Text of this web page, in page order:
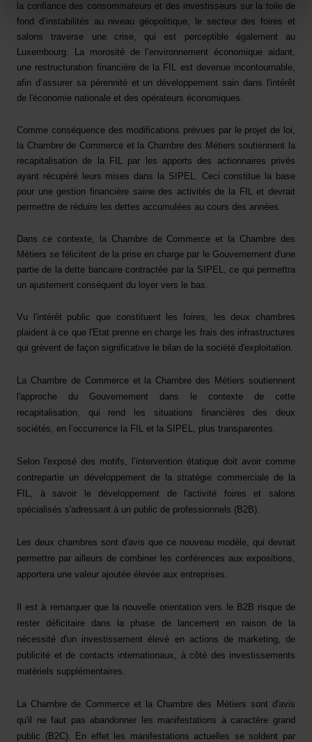
Charte d’usage des cookieset notrePolitique de
protection des données personnelles.
la confiance des consommateurs et des investisseurs sur la toile de
fond d’instabilités au niveau géopolitique, le secteur des foires et
salons traverse une crise, qui est perceptible également au
Luxembourg. La morosité de l’environnement économique aidant,
une restructuration financière de la FIL est devenue incontournable,
afin d’assurer sa pérennité et un développement sain dans l'intérêt
de l'économie nationale et des opérateurs économiques.
Comme conséquence des modifications prévues par le projet de loi,
la Chambre de Commerce et la Chambre des Métiers soutiennent la
recapitalisation de la FIL par les apports des actionnaires privés
ayant récupéré leurs mises dans la SIPEL. Ceci constitue la base
pour une gestion financière saine des activités de la FIL et devrait
permettre de réduire les dettes accumulées au cours des années.
Dans ce contexte, la Chambre de Commerce et la Chambre des
Métiers se félicitent de la prise en charge par le Gouvernement d'une
partie de la dette bancaire contractée par la SIPEL, ce qui permettra
un ajustement conséquent du loyer vers le bas.
Vu l'intérêt public que constituent les foires, les deux chambres
plaident à ce que l'Etat prenne en charge les frais des infrastructures
qui grèvent de façon significative le bilan de la société d'exploitation.
La Chambre de Commerce et la Chambre des Métiers soutiennent
l'approche du Gouvernement dans le contexte de cette
recapitalisation, qui rend les situations financières des deux
sociétés, en l’occurrence la FIL et la SIPEL, plus transparentes.
Selon l'exposé des motifs, l’intervention étatique doit avoir comme
contrepartie un développement de la stratégie commerciale de la
FIL, à savoir le développement de l'activité foires et salons
spécialisés s'adressant à un public de professionnels (B2B).
Les deux chambres sont d'avis que ce nouveau modèle, qui devrait
permettre par ailleurs de combiner les conférences aux expositions,
apportera une valeur ajoutée élevée aux entreprises.
Il est à remarquer que la nouvelle orientation vers le B2B risque de
rester déficitaire dans la phase de lancement en raison de la
nécessité d'un investissement élevé en actions de marketing, de
publicité et de contacts internationaux, à côté des investissements
matériels supplémentaires.
La Chambre de Commerce et la Chambre des Métiers sont d'avis
qu'il ne faut pas abandonner les manifestations à caractère grand
public (B2C). En effet les manifestations actuelles se soldent par